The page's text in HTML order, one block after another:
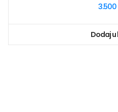
3.500
Dodaj